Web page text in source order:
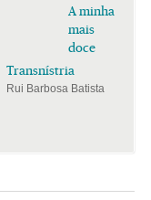
A minha
mais
doce
Transnístria
Rui Barbosa Batista